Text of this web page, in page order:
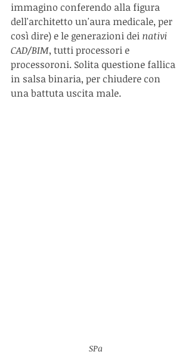
immagino conferendo alla figura
dell'architetto un'aura medicale, per
così dire) e le generazioni dei nativi
CAD/BIM, tutti processori e
processoroni. Solita questione fallica
in salsa binaria, per chiudere con
una battuta uscita male.
SPa